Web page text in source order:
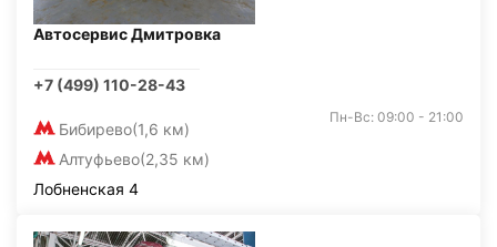
Автосервис Дмитровка
+7 (499) 110-28-43
Бибирево(1,6 км)
Алтуфьево(2,35 км)
Пн-Вс: 09:00 - 21:00
Лобненская 4